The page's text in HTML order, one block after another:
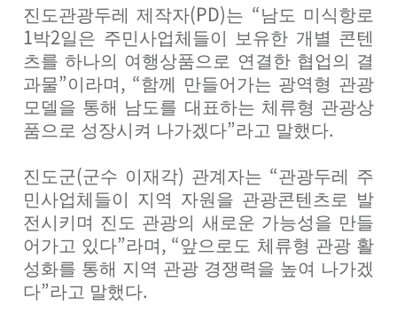
진도관광두레 제작자(PD)는 “남도 미식항로
1박2일은 주민사업체들이 보유한 개별 콘텐
츠를 하나의 여행상품으로 연결한 협업의 결
과물”이라며 , “함께 만들어가는 광역형 관광
모델을 통해 남도를 대표하는 체류형 관광상
품으로 성장시켜 나가겠다”라고 말했다.
진도군(군수 이재각) 관계자는 “관광두레 주
민사업체들이 지역 자원을 관광콘텐츠로 발
전시키며 진도 관광의 새로운 가능성을 만들
어가고 있다”라며 , “앞으로도 체류형 관광 활
성화를 통해 지역 관광 경쟁력을 높여 나가겠
다”라고 말했다.